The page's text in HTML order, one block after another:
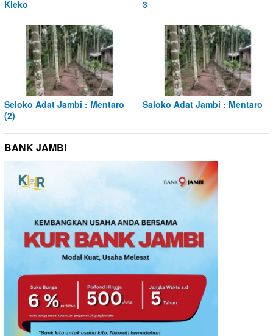
Kleko
3
Seloko Adat Jambi : Mentaro
(2)
Saloko Adat Jambi : Mentaro
BANK JAMBI